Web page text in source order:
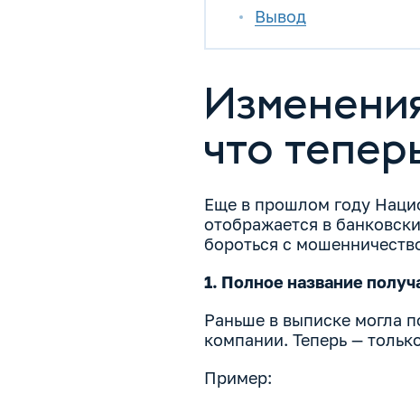
Вывод
что
Еще в прошлом году
отображается в
бороться с
1. Полное название
Раньше в выписке могла
компании. Теперь —
Пример: